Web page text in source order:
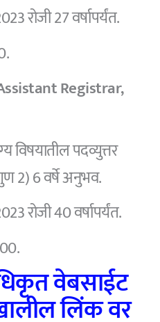
रोजी 27 वर्षापर्यंत.
Registrar,
विषयातील पदव्युत्तर
2) 6 वर्षे अनुभव.
रोजी 40 वर्षापर्यंत.
वेबसाईट
लिंक वर